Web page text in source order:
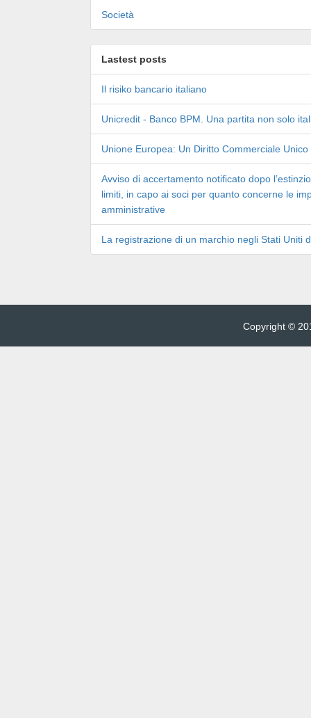
Società
Lastest posts
Il risiko bancario italiano
Unicredit - Banco BPM. Una partita non solo
Unione Europea: Un Diritto Commerciale Unico
Avviso di accertamento notificato dopo
limiti, in capo ai soci per quanto concerne le
amministrative
La registrazione di un marchio negli Stati Uniti
Copyright ©